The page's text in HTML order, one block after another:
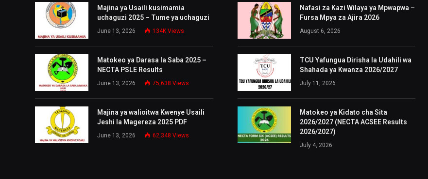
Majina ya Usaili kusimamia
uchaguzi 2025 – Tume ya uchaguzi
June 13, 2026 134K Views
Matokeo ya Darasa la Saba 2025 –
NECTA PSLE Results
June 13, 2026 75,638 Views
Majina ya walioitwa Kwenye Usaili
Jeshi la Magereza 2025 PDF
June 13, 2026 62,348 Views
Nafasi za Kazi Wilaya ya Mpwapwa –
Fursa Mpya za Ajira 2026
August 6, 2026
TCU Yafungua Dirisha la Udahili wa
Shahada ya Kwanza 2026/2027
July 11, 2026
Matokeo ya Kidato cha Sita
2026/2027 (NECTA ACSEE Results
2026/2027)
July 4, 2026